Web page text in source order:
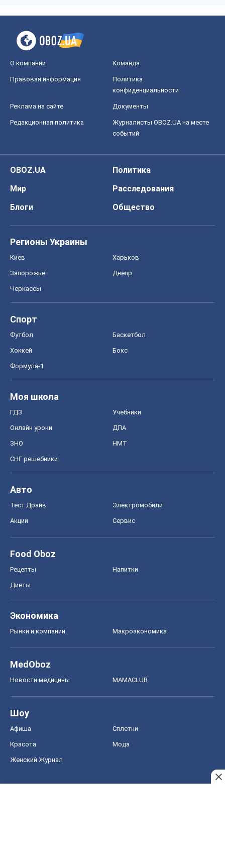
О компании Команда
Правовая информация
Политика
конфиденциальности
Реклама на сайте Документы
Редакционная политика
Журналисты OBOZ.UA на месте
событий
OBOZ.UA
Политика
Мир
Расследования
Блоги
Общество
Регионы Украины
Киев Харьков
Запорожье Днепр
Черкассы
Спорт
Футбол Баскетбол
Хоккей Бокс
Формула-1
Моя школа
ГДЗ Учебники
Онлайн уроки ДПА
ЗНО НМТ
СНГ решебники
Авто
Тест Драйв Электромобили
Акции Сервис
Food Oboz
Рецепты Напитки
Диеты
Экономика
Рынки и компании Mакроэкономика
MedOboz
Новости медицины MAMACLUB
Шоу
Афиша Сплетни
Красота Мода
Женский Журнал